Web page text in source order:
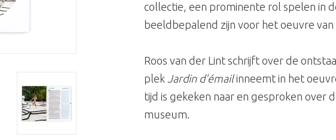
collectie, een prominente rol spelen in
beeldbepalend zijn voor het oeuvre van
Roos van der Lint schrijft over de
plek Jardin d'émailinneemt in het
tijd is gekeken naar en gesproken over
museum.